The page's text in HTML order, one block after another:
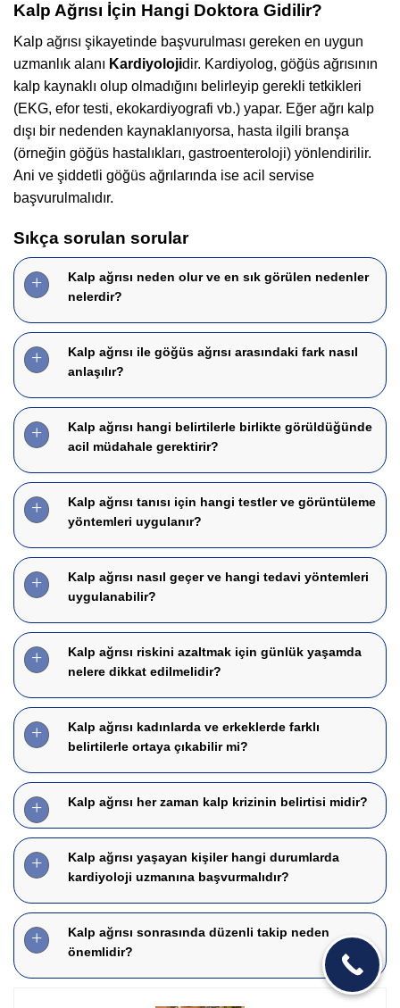
Kalp Ağrısı İçin Hangi Doktora Gidilir?
Kalp ağrısı şikayetinde başvurulması gereken en uygun
uzmanlık alanı Kardiyolojidir. Kardiyolog, göğüs ağrısının
kalp kaynaklı olup olmadığını belirleyip gerekli tetkikleri
(EKG, efor testi, ekokardiyografi vb.) yapar. Eğer ağrı kalp
dışı bir nedenden kaynaklanıyorsa, hasta ilgili branşa
(örneğin göğüs hastalıkları, gastroenteroloji) yönlendirilir.
Ani ve şiddetli göğüs ağrılarında ise acil servise
başvurulmalıdır.
Sıkça sorulan sorular
Kalp ağrısı neden olur ve en sık görülen nedenler
nelerdir?
Kalp ağrısı ile göğüs ağrısı arasındaki fark nasıl
anlaşılır?
Kalp ağrısı hangi belirtilerle birlikte görüldüğünde
acil müdahale gerektirir?
Kalp ağrısı tanısı için hangi testler ve görüntüleme
yöntemleri uygulanır?
Kalp ağrısı nasıl geçer ve hangi tedavi yöntemleri
uygulanabilir?
Kalp ağrısı riskini azaltmak için günlük yaşamda
nelere dikkat edilmelidir?
Kalp ağrısı kadınlarda ve erkeklerde farklı
belirtilerle ortaya çıkabilir mi?
Kalp ağrısı her zaman kalp krizinin belirtisi midir?
Kalp ağrısı yaşayan kişiler hangi durumlarda
kardiyoloji uzmanına başvurmalıdır?
Kalp ağrısı sonrasında düzenli takip neden
önemlidir?